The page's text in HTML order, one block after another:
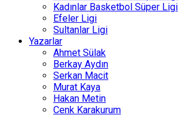
Kadınlar Basketbol Süper Ligi
Efeler Ligi
Sultanlar Ligi
Yazarlar
Ahmet Sülak
Berkay Aydın
Serkan Macit
Murat Kaya
Hakan Metin
Cenk Karakurum